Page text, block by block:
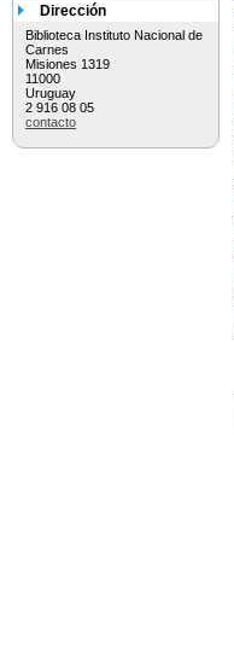
Dirección
Biblioteca Instituto Nacional de
Carnes
Misiones 1319
11000
Uruguay
2 916 08 05
contacto